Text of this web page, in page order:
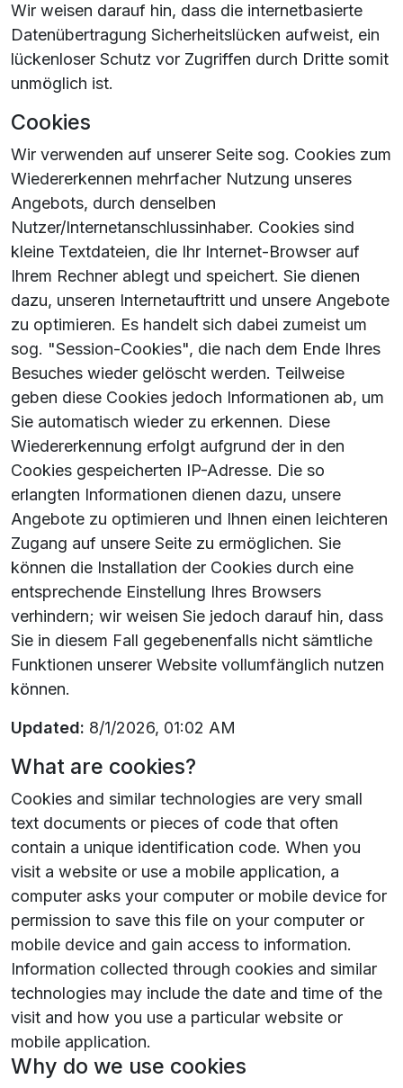
Wir weisen darauf hin, dass die internetbasierte
Datenübertragung Sicherheitslücken aufweist, ein
lückenloser Schutz vor Zugriffen durch Dritte somit
unmöglich ist.
Cookies
Wir verwenden auf unserer Seite sog. Cookies zum
Wiedererkennen mehrfacher Nutzung unseres
Angebots, durch denselben
Nutzer/Internetanschlussinhaber. Cookies sind
kleine Textdateien, die Ihr Internet-Browser auf
Ihrem Rechner ablegt und speichert. Sie dienen
dazu, unseren Internetauftritt und unsere Angebote
zu optimieren. Es handelt sich dabei zumeist um
sog. "Session-Cookies", die nach dem Ende Ihres
Besuches wieder gelöscht werden. Teilweise
geben diese Cookies jedoch Informationen ab, um
Sie automatisch wieder zu erkennen. Diese
Wiedererkennung erfolgt aufgrund der in den
Cookies gespeicherten IP-Adresse. Die so
erlangten Informationen dienen dazu, unsere
Angebote zu optimieren und Ihnen einen leichteren
Zugang auf unsere Seite zu ermöglichen. Sie
können die Installation der Cookies durch eine
entsprechende Einstellung Ihres Browsers
verhindern; wir weisen Sie jedoch darauf hin, dass
Sie in diesem Fall gegebenenfalls nicht sämtliche
Funktionen unserer Website vollumfänglich nutzen
können.
Updated: 8/1/2026, 01:02 AM
What are cookies?
Cookies and similar technologies are very small
text documents or pieces of code that often
contain a unique identification code. When you
visit a website or use a mobile application, a
computer asks your computer or mobile device for
permission to save this file on your computer or
mobile device and gain access to information.
Information collected through cookies and similar
technologies may include the date and time of the
visit and how you use a particular website or
mobile application.
Why do we use cookies